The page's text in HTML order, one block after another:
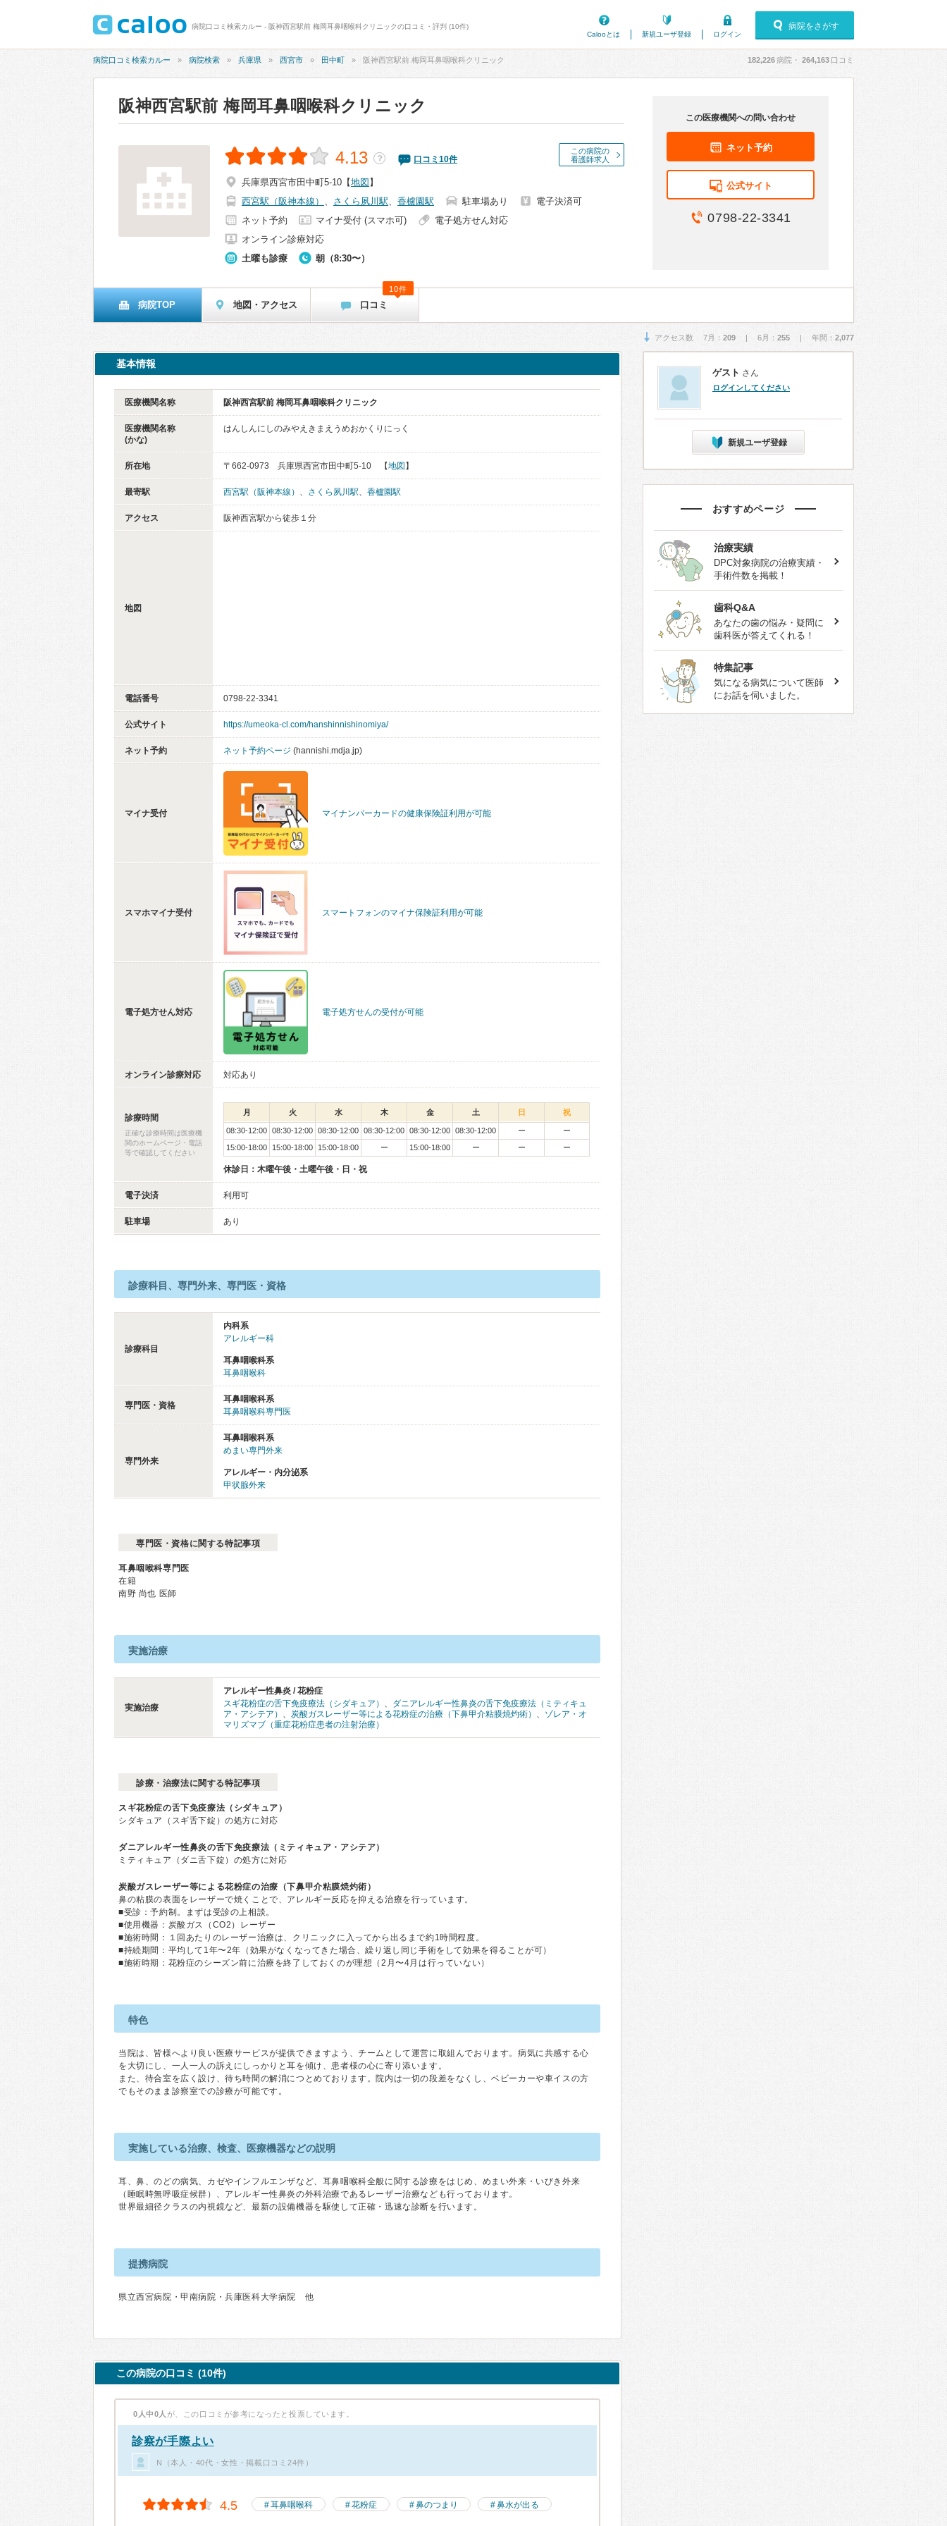
病院口コミ検索カルー - 阪神西宮駅前 梅岡耳鼻咽喉科クリニックの口コミ・評判 (10件)
Calooとは
新規ユーザ登録 ログイン
病院をさがす
病院口コミ検索カルー 病院検索 兵庫県 西宮市 田中町 阪神西宮駅前 梅岡耳鼻咽喉科クリニック 182,226病院・ 264,163 口コミ
阪神西宮駅前 梅岡耳鼻咽喉科クリニック
この病院の
看護師求人
4.13 ？ 口コミ 10件
兵庫県西宮市田中町5-10 【地図 】
西宮駅（阪神本線） 、 さくら夙川駅、 香櫨園駅 駐車場あり
電子決済可
ネット予約
マイナ受付 (スマホ可)
電子処方せん対応
オンライン診療対応
土曜も診療
朝（8:30〜）
この医療機関への問い合わせ
ネット予約
公式サイト
0798-22-3341
病院TOP 地図・アクセス 口コミ
10件
アクセス数 7月： 209 | 6月： 255 | 年間： 2,077
基本情報
医療機関名称 阪神西宮駅前 梅岡耳鼻咽喉科クリニック
医療機関名称
(かな)
はんしんにしのみやえきまえうめおかくりにっく
所在地 〒662-0973 兵庫県西宮市田中町5-10 【地図 】
最寄駅 西宮駅（阪神本線） 、 さくら夙川駅、 香櫨園駅
アクセス 阪神西宮駅から徒歩１分
地図
電話番号 0798-22-3341
公式サイト https://umeoka-cl.com/hanshinnishinomiya/
ネット予約 ネット予約ページ (hannishi.mdja.jp)
マイナ受付 マイナンバーカードの健康保険証利用が可能
スマホマイナ受付 スマートフォンのマイナ保険証利用が可能
電子処方せん対応 電子処方せんの受付が可能
オンライン診療対応 対応あり
診療時間
正確な診療時間は医療機
関のホームページ・電話
等で確認してください
月 火 水 木 金 土 日 祝
08:30-12:00 08:30-12:00 08:30-12:00 08:30-12:00 08:30-12:00 08:30-12:00 ー
ー
15:00-18:00
15:00-18:00 15:00-18:00 ー 15:00-18:00 ー ー ー
休診日：木曜午後・土曜午後・日・祝
電子決済 利用可
駐車場 あり
診療科目、専門外来、専門医・資格
診療科目
内科系
アレルギー科
耳鼻咽喉科系
耳鼻咽喉科
専門医・資格
耳鼻咽喉科系
耳鼻咽喉科専門医
専門外来
耳鼻咽喉科系
めまい専門外来
アレルギー・内分泌系
甲状腺外来
専門医・資格に関する特記事項
耳鼻咽喉科専門医
在籍
南野 尚也 医師
実施治療
実施治療
アレルギー性鼻炎 / 花粉症
スギ花粉症の舌下免疫療法（シダキュア） 、 ダニアレルギー性鼻炎の舌下免疫療法（ミティキュ
ア・アシテア） 、 炭酸ガスレーザー等による花粉症の治療（下鼻甲介粘膜焼灼術） 、 ゾレア・オ
マリズマブ（重症花粉症患者の注射治療）
診療・治療法に関する特記事項
スギ花粉症の舌下免疫療法（シダキュア）
シダキュア（スギ舌下錠）の処方に対応
ダニアレルギー性鼻炎の舌下免疫療法（ミティキュア・アシテア）
ミティキュア（ダニ舌下錠）の処方に対応
炭酸ガスレーザー等による花粉症の治療（下鼻甲介粘膜焼灼術）
鼻の粘膜の表面をレーザーで焼くことで、アレルギー反応を抑える治療を行っています。
■受診：予約制。まずは受診の上相談。
■使用機器：炭酸ガス（CO2）レーザー
■施術時間：１回あたりのレーザー治療は、クリニックに入ってから出るまで約1時間程度。
■持続期間：平均して1年〜2年（効果がなくなってきた場合、繰り返し同じ手術をして効果を得ることが可）
■施術時期：花粉症のシーズン前に治療を終了しておくのが理想（2月〜4月は行っていない）
特色
当院は、皆様へより良い医療サービスが提供できますよう、チームとして運営に取組んでおります。病気に共感する心
を大切にし、一人一人の訴えにしっかりと耳を傾け、患者様の心に寄り添います。
また、待合室を広く設け、待ち時間の解消につとめております。院内は一切の段差をなくし、ベビーカーや車イスの方
でもそのまま診察室での診療が可能です。
実施している治療、検査、医療機器などの説明
耳、鼻、のどの病気、カゼやインフルエンザなど、耳鼻咽喉科全般に関する診療をはじめ、めまい外来・いびき外来
（睡眠時無呼吸症候群）、アレルギー性鼻炎の外科治療であるレーザー治療なども行っております。
世界最細径クラスの内視鏡など、最新の設備機器を駆使して正確・迅速な診断を行います。
提携病院
県立西宮病院・甲南病院・兵庫医科大学病院 他
この病院の口コミ (10件)
0人中0人 が、この口コミが参考になったと投票しています。
診察が手際よい
N（本人・40代・女性・掲載口コミ24件）
4.5 耳鼻咽喉科 花粉症 鼻のつまり 鼻水が出る
ゲスト さん
ログインしてください
新規ユーザ登録
おすすめページ
治療実績
DPC対象病院の治療実績・
手術件数を掲載！
歯科Q&A
あなたの歯の悩み・疑問に
歯科医が答えてくれる！
特集記事
気になる病気について医師
にお話を伺いました。